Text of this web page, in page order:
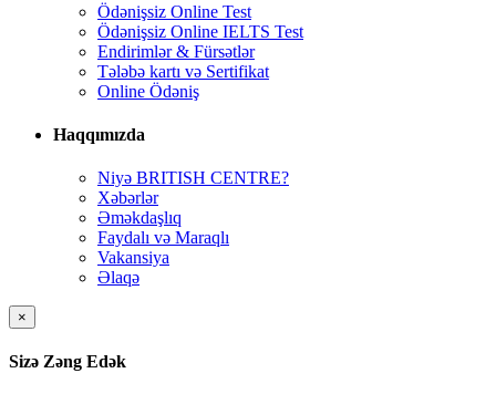
Ödənişsiz Online Test
Ödənişsiz Online IELTS Test
Endirimlər & Fürsətlər
Tələbə kartı və Sertifikat
Online Ödəniş
Haqqımızda
Niyə BRITISH CENTRE?
Xəbərlər
Əməkdaşlıq
Faydalı və Maraqlı
Vakansiya
Əlaqə
×
Sizə Zəng Edək